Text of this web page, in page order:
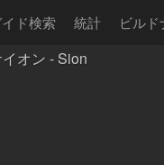
ド検索 統計 ビルド
オン - Sion